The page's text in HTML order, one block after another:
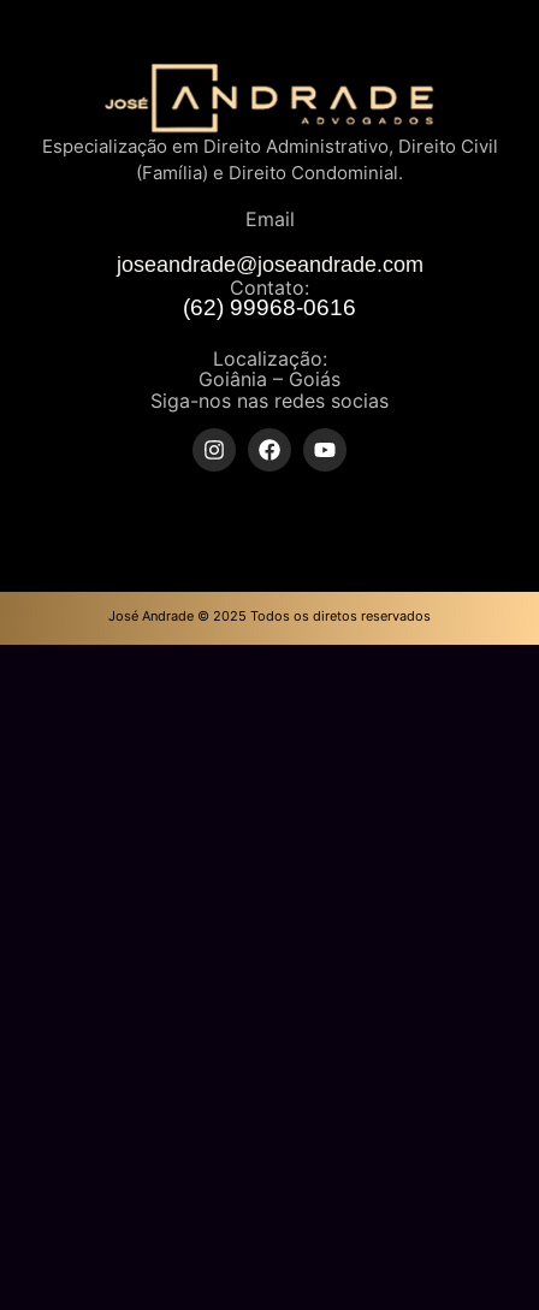
Especialização em Direito Administrativo, Direito Civil
(Família) e Direito Condominial.
Email
joseandrade@joseandrade.com
Contato:
(62) 99968-0616
Localização:
Goiânia – Goiás
Siga-nos nas redes socias
José Andrade © 2025 Todos os diretos reservados